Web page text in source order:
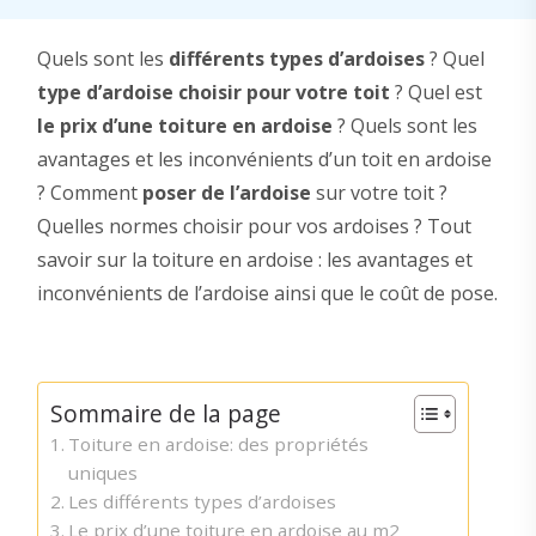
Quels sont les différents types d’ardoises? Quel
type d’ardoise choisir pour votre toit ? Quel est
le prix d’une toiture en ardoise ? Quels sont les
avantages et les inconvénients d’un toit en ardoise
? Comment poser de l’ardoise sur votre toit ?
Quelles normes choisir pour vos ardoises ? Tout
savoir sur la toiture en ardoise : les avantages et
inconvénients de l’ardoise ainsi que le coût de pose.
Sommaire de la page
Toiture en ardoise: des propriétés
uniques
Les différents types d’ardoises
Le prix d’une toiture en ardoise au m2